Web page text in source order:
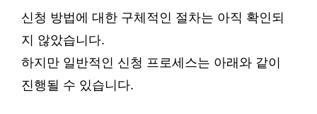
신청 방법에 대한 구체적인 절차는 아직 확인되
지 않았습니다.
하지만 일반적인 신청 프로세스는 아래와 같이
진행될 수 있습니다.